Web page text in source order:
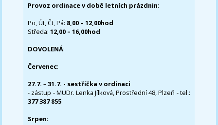
Provoz ordinace v době letních prázdnin:
Po, Út, Čt, Pá: 8,00 – 12,00hod
Středa:12,00 – 16,00hod
DOVOLENÁ:
Červenec:
27.7.–31.7. - sestřička v ordinaci
- zástup - MUDr. Lenka Jílková, Prostřední 48, Plzeň - tel.:
377 387 855
Srpen: